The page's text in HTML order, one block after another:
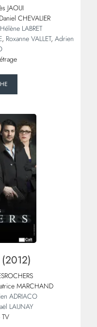
JAOUI
Daniel CHEVALIER
LABRET
, Roxanne VALLET, Adrien
(2012)
MARCHAND
ADRIACO
LAUNAY